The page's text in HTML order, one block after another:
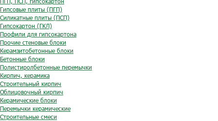
Гипсовые плиты (ПГП)
Силикатные плиты (ПСП)
Гипсокартон (ГКЛ)
Профили для гипсокартона
Прочие стеновые блоки
Керамзитобетонные блоки
Бетонные блоки
Полистиролбетонные перемычки
Кирпич, керамика
Строительный кирпич
Облицовочный кирпич
Керамические блоки
Перемычки керамические
Строительные смеси